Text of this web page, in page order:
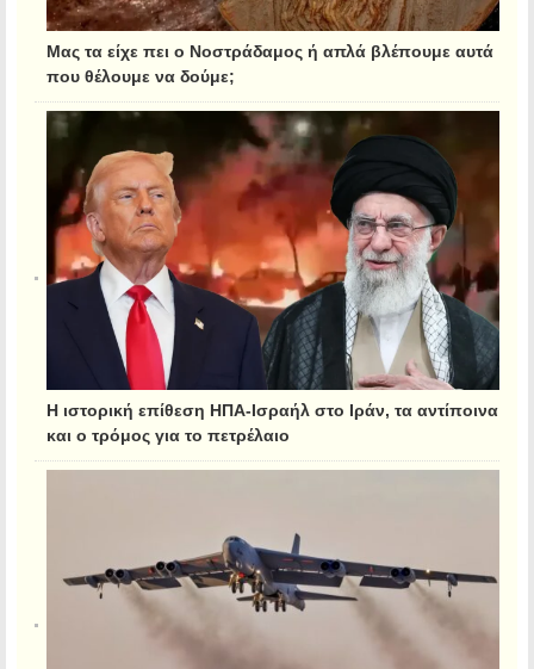
Μας τα είχε πει ο Νοστράδαμος ή απλά βλέπουμε αυτά
που θέλουμε να δούμε;
Η ιστορική επίθεση ΗΠΑ-Ισραήλ στο Ιράν, τα αντίποινα
και ο τρόμος για το πετρέλαιο